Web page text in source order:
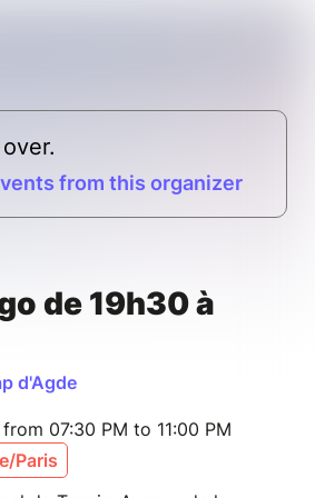
from this organizer
de 19h30 à
d'Agde
07:30 PM to 11:00 PM
Paris